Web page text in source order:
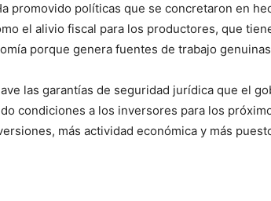
promovido políticas que se concretaron en
el alivio fiscal para los productores, que
porque genera fuentes de trabajo
las garantías de seguridad jurídica que el
condiciones a los inversores para los
más actividad económica y más